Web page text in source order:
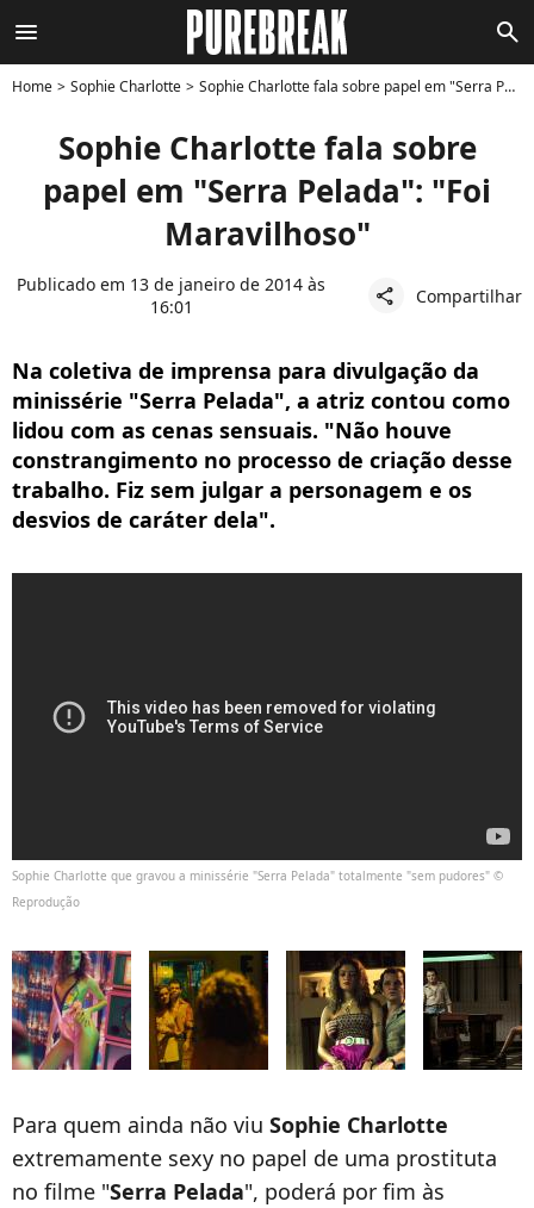
menu search
Home Sophie Charlotte Sophie Charlotte fala sobre papel em "Serra Pelada": "Foi Maravilhoso"
Sophie Charlotte fala sobre
papel em "Serra Pelada": "Foi
Maravilhoso"
Publicado em 13 de janeiro de 2014 às
16:01
share Compartilhar
Na coletiva de imprensa para divulgação da
minissérie "Serra Pelada", a atriz contou como
lidou com as cenas sensuais. "Não houve
constrangimento no processo de criação desse
trabalho. Fiz sem julgar a personagem e os
desvios de caráter dela".
Sophie Charlotte que gravou a minissérie "Serra Pelada" totalmente "sem pudores" ©
Reprodução
Para quem ainda não viu Sophie Charlotte
extremamente sexy no papel de uma prostituta
no filme "Serra Pelada", poderá por fim às